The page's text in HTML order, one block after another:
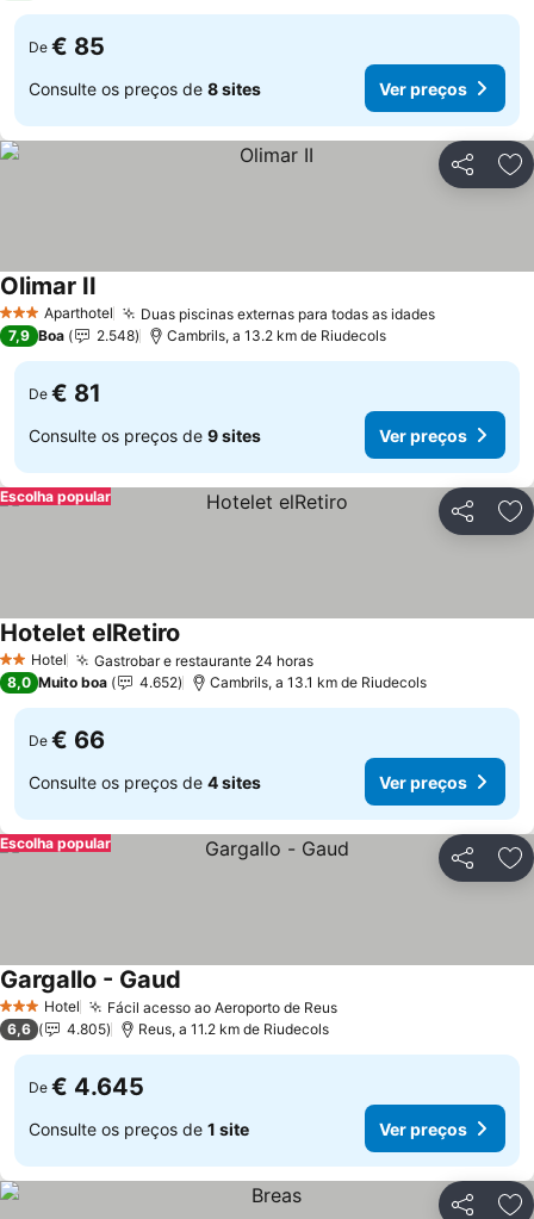
De € 85
Consulte os preços de 8 sites Ver preços
Partilhar
3 EstrelasAparthotel Duas piscinas externas para todas as idadesVer preços
Olimar II
7,9 Boa 2.548 Cambrils, a 13.2 km de Riudecols
De € 81
Consulte os preços de 9 sites Ver preços
Partilhar
Escolha popular
2 Estrelas
Hotel Gastrobar e restaurante 24 horasVer preços
Hotelet elRetiro
8,0 Muito boa 4.652 Cambrils, a 13.1 km de Riudecols
De € 66
Consulte os preços de 4 sites Ver preços
Partilhar
Escolha popular
3 EstrelasHotel Fácil acesso ao Aeroporto de ReusVer preços
Gargallo - Gaud
6,6 4.805 Reus, a 11.2 km de Riudecols
De € 4.645
Consulte os preços de 1 site Ver preços